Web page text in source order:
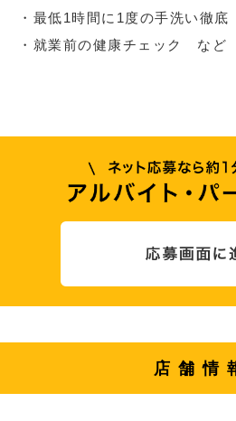
・最低1時間に1度の手洗い徹底
・就業前の健康チェック など
店舗情